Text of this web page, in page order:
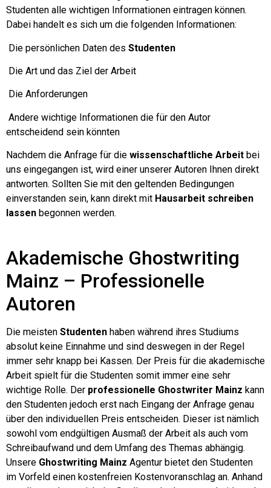
Studenten alle wichtigen Informationen eintragen können.
Dabei handelt es sich um die folgenden Informationen:
Die persönlichen Daten des Studenten
Die Art und das Ziel der Arbeit
Die Anforderungen
Andere wichtige Informationen die für den Autor
entscheidend sein könnten
Nachdem die Anfrage für die wissenschaftliche Arbeit bei
uns eingegangen ist, wird einer unserer Autoren Ihnen direkt
antworten. Sollten Sie mit den geltenden Bedingungen
einverstanden sein, kann direkt mit Hausarbeit schreiben
lassen begonnen werden.
Akademische Ghostwriting
Mainz – Professionelle
Autoren
Die meisten Studenten haben während ihres Studiums
absolut keine Einnahme und sind deswegen in der Regel
immer sehr knapp bei Kassen. Der Preis für die akademische
Arbeit spielt für die Studenten somit immer eine sehr
wichtige Rolle. Der professionelle Ghostwriter Mainz kann
den Studenten jedoch erst nach Eingang der Anfrage genau
über den individuellen Preis entscheiden. Dieser ist nämlich
sowohl vom endgültigen Ausmaß der Arbeit als auch vom
Schreibaufwand und dem Umfang des Themas abhängig.
Unsere Ghostwriting Mainz Agentur bietet den Studenten
im Vorfeld einen kostenfreien Kostenvoranschlag an. Anhand